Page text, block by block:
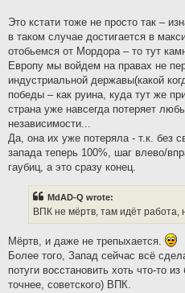
Это кстати тоже не просто так –
в таком случае достигается в
отобьемся от Мордора – то тут
Европу мы войдем на правах не
индустриальной державы(какой
победы – как руина, куда тут же
страна уже навсегда потеряет
независимости...
Да, она их уже потеряла - т.к. без
запада теперь 100%, шаг влево/
гаубиц, а это сразу конец.
MdAD-Q wrote:
ВПК не мёртв, там идёт работа,
Мёртв, и даже не трепыхается.
Более того, Запад сейчас всё
потуги восстановить хоть что-то
точнее, советского) ВПК.